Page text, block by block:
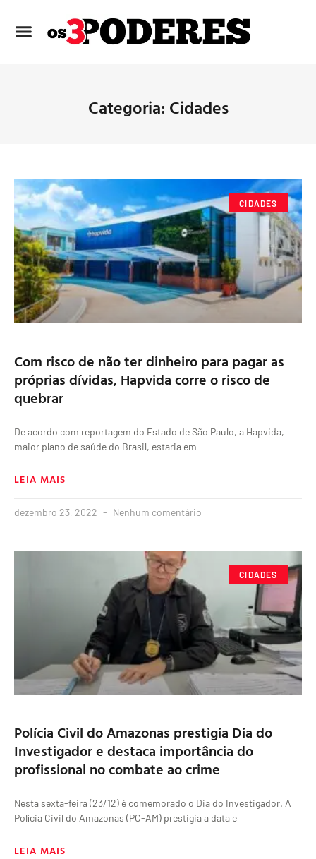
Categoria: Cidades
CIDADES
Com risco de não ter dinheiro para pagar as
próprias dívidas, Hapvida corre o risco de
quebrar
De acordo com reportagem do Estado de São Paulo, a Hapvida,
maior plano de saúde do Brasil, estaria em
LEIA MAIS
dezembro 23, 2022 Nenhum comentário
CIDADES
Polícia Civil do Amazonas prestigia Dia do
Investigador e destaca importância do
profissional no combate ao crime
Nesta sexta-feira (23/12) é comemorado o Dia do Investigador. A
Polícia Civil do Amazonas (PC-AM) prestigia a data e
LEIA MAIS